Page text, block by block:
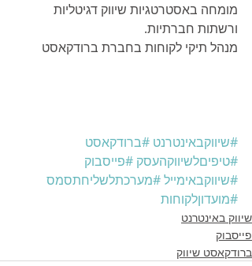
מומחה באסטרטגיות שיווק דגיטליות
ורשתות חברתיות.
מנהל תיקי לקוחות בחברת ברודקאסט
#שיווקבאינטרנט #ברודקאסט
#טיפיםלשיווקהעסק #פייסבוק
#שיווקבאימייל#מערכתלשליחתסמס
#מועדוןלקוחות
שיווק באינטרנט
פייסבוק
ברודקאסט שיווק